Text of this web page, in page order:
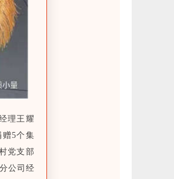
理王耀
赠5个集
党支部
公司经